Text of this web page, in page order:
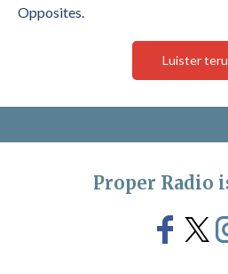
Opposites.
Luister
Proper Radio